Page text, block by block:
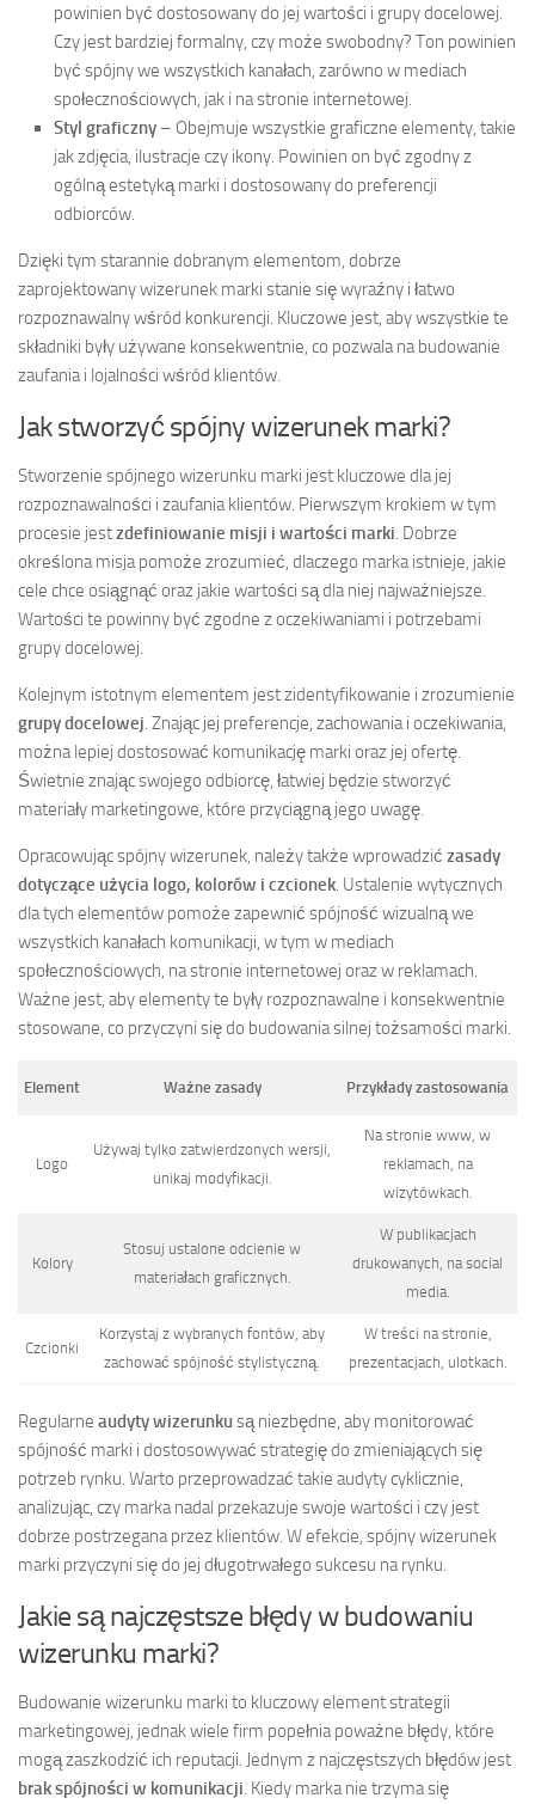
powinien być dostosowany do jej wartości i grupy docelowej.
Czy jest bardziej formalny, czy może swobodny? Ton powinien
być spójny we wszystkich kanałach, zarówno w mediach
społecznościowych, jak i na stronie internetowej.
Styl graficzny – Obejmuje wszystkie graficzne elementy, takie
jak zdjęcia, ilustracje czy ikony. Powinien on być zgodny z
ogólną estetyką marki i dostosowany do preferencji
odbiorców.
Dzięki tym starannie dobranym elementom, dobrze
zaprojektowany wizerunek marki stanie się wyraźny i łatwo
rozpoznawalny wśród konkurencji. Kluczowe jest, aby wszystkie te
składniki były używane konsekwentnie, co pozwala na budowanie
zaufania i lojalności wśród klientów.
Jak stworzyć spójny wizerunek marki?
Stworzenie spójnego wizerunku marki jest kluczowe dla jej
rozpoznawalności i zaufania klientów. Pierwszym krokiem w tym
procesie jestzdefiniowanie misji i wartości marki . Dobrze
określona misja pomoże zrozumieć, dlaczego marka istnieje, jakie
cele chce osiągnąć oraz jakie wartości są dla niej najważniejsze.
Wartości te powinny być zgodne z oczekiwaniami i potrzebami
grupy docelowej.
Kolejnym istotnym elementem jest zidentyfikowanie i zrozumienie
grupy docelowej . Znając jej preferencje, zachowania i oczekiwania,
można lepiej dostosować komunikację marki oraz jej ofertę.
Świetnie znając swojego odbiorcę, łatwiej będzie stworzyć
materiały marketingowe, które przyciągną jego uwagę.
Opracowując spójny wizerunek, należy także wprowadzić zasady
dotyczące użycia logo, kolorów i czcionek . Ustalenie wytycznych
dla tych elementów pomoże zapewnić spójność wizualną we
wszystkich kanałach komunikacji, w tym w mediach
społecznościowych, na stronie internetowej oraz w reklamach.
Ważne jest, aby elementy te były rozpoznawalne i konsekwentnie
stosowane, co przyczyni się do budowania silnej tożsamości marki.
Element Ważne zasady Przykłady zastosowania
Logo
Używaj tylko zatwierdzonych wersji,
unikaj modyfikacji.
Na stronie www, w
reklamach, na
wizytówkach.
Kolory
Stosuj ustalone odcienie w
materiałach graficznych.
W publikacjach
drukowanych, na social
media.
Czcionki
Korzystaj z wybranych fontów, aby
zachować spójność stylistyczną.
W treści na stronie,
prezentacjach, ulotkach.
Regularne audyty wizerunkusą niezbędne, aby monitorować
spójność marki i dostosowywać strategię do zmieniających się
potrzeb rynku. Warto przeprowadzać takie audyty cyklicznie,
analizując, czy marka nadal przekazuje swoje wartości i czy jest
dobrze postrzegana przez klientów. W efekcie, spójny wizerunek
marki przyczyni się do jej długotrwałego sukcesu na rynku.
Jakie są najczęstsze błędy w budowaniu
wizerunku marki?
Budowanie wizerunku marki to kluczowy element strategii
marketingowej, jednak wiele firm popełnia poważne błędy, które
mogą zaszkodzić ich reputacji. Jednym z najczęstszych błędów jest
brak spójności w komunikacji. Kiedy marka nie trzyma się